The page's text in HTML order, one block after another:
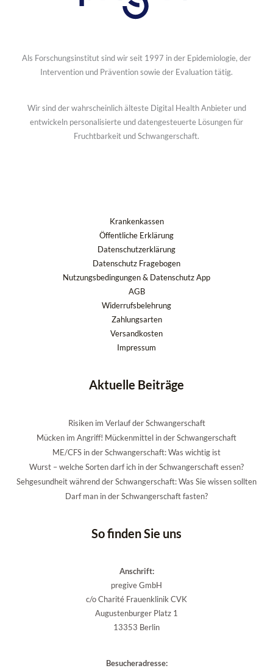
Als Forschungsinstitut sind wir seit 1997 in der Epidemiologie, der
Intervention und Prävention sowie der Evaluation tätig.
Wir sind der wahrscheinlich älteste Digital Health Anbieter und
entwickeln personalisierte und datengesteuerte Lösungen für
Fruchtbarkeit und Schwangerschaft.
Krankenkassen
Öffentliche Erklärung
Datenschutzerklärung
Datenschutz Fragebogen
Nutzungsbedingungen & Datenschutz App
AGB
Widerrufsbelehrung
Zahlungsarten
Versandkosten
Impressum
Aktuelle Beiträge
Risiken im Verlauf der Schwangerschaft
Mücken im Angriff! Mückenmittel in der Schwangerschaft
ME/CFS in der Schwangerschaft: Was wichtig ist
Wurst – welche Sorten darf ich in der Schwangerschaft essen?
Sehgesundheit während der Schwangerschaft: Was Sie wissen sollten
Darf man in der Schwangerschaft fasten?
So finden Sie uns
Anschrift:
pregive GmbH
c/o Charité Frauenklinik CVK
Augustenburger Platz 1
13353 Berlin
Besucheradresse: